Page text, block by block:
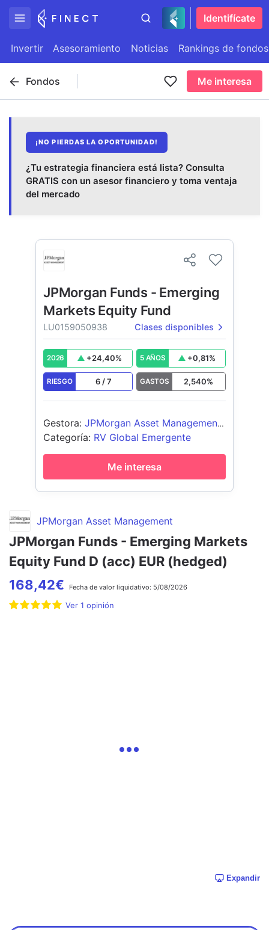
Identifícate
Invertir Asesoramiento Noticias Rankings de fondos
Fondos Me interesa
¡NO PIERDAS LA OPORTUNIDAD!
¿Tu estrategia financiera está lista? Consulta
GRATIS con un asesor financiero y toma ventaja
del mercado
JPMorgan Asset Management
JPMorgan Funds - Emerging Markets
Equity Fund D (acc) EUR (hedged)
168,42€ Fecha de valor liquidativo: 5/08/2026
Ver 1 opinión
Expandir
JPMorgan Funds - Emerging
Markets Equity Fund
LU0159050938 Clases disponibles
2026 +24,40% 5 AÑOS +0,81%
RIESGO 6 /7 GASTOS 2,540%
Gestora: JPMorgan Asset Management
(Europe) S.à r.l.
Categoría: RV Global Emergente
Me interesa